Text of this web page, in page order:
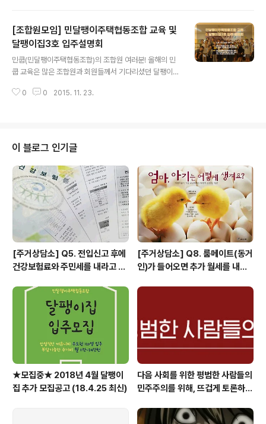
뭐라도탐사대는 그러한 공유의 '뭐라도'를 같이 만들어가
는 탐사대입니다. 구체적으로는 입주조합원들이 안정적으
로 입주할 수 있도록 워크샵을 진행하고, 실제로 집을 고치
는 리모델링을 해보는 경험까지 해보려고 해요. 다양한 분
조합원을 환영합니다. 왜 하려고 해요? 달팽이집 3호는 조
[조합원모임] 민달팽이주택협동조합 교육 및
달팽이집3호 입주설명회
민쿱(민달팽이주택협동조합)의 조합원 여러분! 올해의 민
쿱 교육은 많은 조합원과 회원들께서 기다리셨던 달팽이집
팽이집 1, 2호 공급을 함께 했던 2014년에는 설레는 마음
여했던 것 같습니다. 하지만 달팽이집이 아직 낯설거나 주
택협동조합이라는 개념이 어려우신 새내기 조합원분들을
위해, 그리고 주택협동조합의 가치와 마음가짐을 되새기고
싶은 조합원분들을 위해 민달팽이주택협동조합 교육의 시
간을 가지게 되었습니다. 아울러, 그 동안 번개모임과 상상
워크샵 등을 통해 준비해왔던 달팽이집 3호가 ..
0 0 2015. 11. 23.
이 블로그 인기글
[주거상담소] Q5. 전입신고 후에
건강보험료와 주민세를 내라고 고
[주거상담소] Q8. 룸메이트(동거
인)가 들어오면 추가 월세를 내야
★모집중★ 2018년 4월 달팽이
집 추가 모집공고 (18.4.25 최신)
다음 사회를 위한 평범한 사람들의
민주주의를 위해, 뜨겁게 토론하고